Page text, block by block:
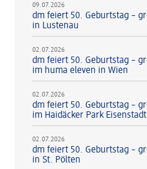
09.07.2026
dm feiert 50. Geburtstag –
in Lustenau
02.07.2026
dm feiert 50. Geburtstag –
im huma eleven in Wien
02.07.2026
dm feiert 50. Geburtstag –
im Haidäcker Park Eisenstadt
02.07.2026
dm feiert 50. Geburtstag –
in St. Pölten